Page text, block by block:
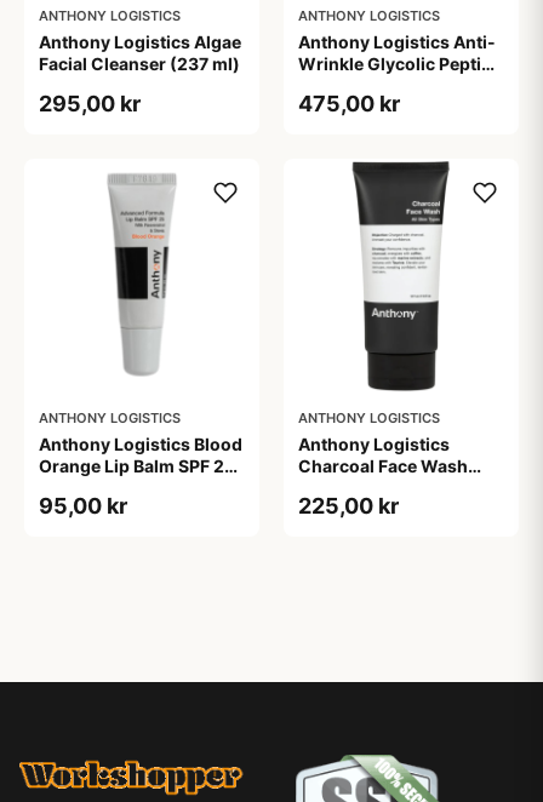
ANTHONY LOGISTICS
Anthony Logistics Algae
Facial Cleanser (237 ml)
295,00 kr
ANTHONY LOGISTICS
Anthony Logistics Anti-
Wrinkle Glycolic Peptide
475,00 kr
ANTHONY LOGISTICS
Anthony Logistics Blood
Orange Lip Balm SPF 25
95,00 kr
ANTHONY LOGISTICS
Anthony Logistics
Charcoal Face Wash
225,00 kr